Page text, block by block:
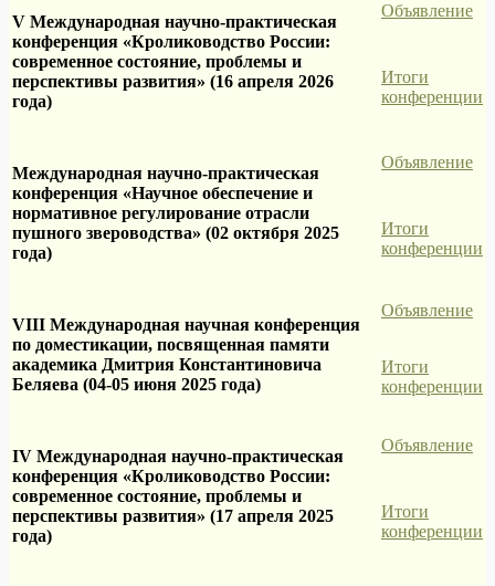
V Международная научно-практическая
конференция «Кролиководство России:
современное состояние, проблемы и
перспективы развития» (16 апреля 2026
года)
Объявление
Итоги
конференции
Международная научно-практическая
конференция «Научное обеспечение и
нормативное регулирование отрасли
пушного звероводства» (02 октября 2025
года)
Объявление
Итоги
конференции
VIII Международная научная конференция
по доместикации, посвященная памяти
академика Дмитрия Константиновича
Беляева (04-05 июня 2025 года)
Объявление
Итоги
конференции
IV Международная научно-практическая
конференция «Кролиководство России:
современное состояние, проблемы и
перспективы развития» (17 апреля 2025
года)
Объявление
Итоги
конференции